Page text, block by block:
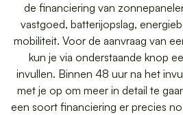
de financiering van
vastgoed, batterijopslag,
mobiliteit. Voor de aanvraag van
kun je via onderstaande knop
invullen. Binnen 48 uur na het
met je op om meer in detail te
een soort financiering er precies